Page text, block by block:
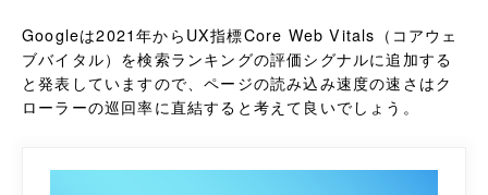
Googleは2021年からUX指標Core Web Vitals（コアウェ
ブバイタル）を検索ランキングの評価シグナルに追加する
と発表していますので、ページの読み込み速度の速さはク
ローラーの巡回率に直結すると考えて良いでしょう。